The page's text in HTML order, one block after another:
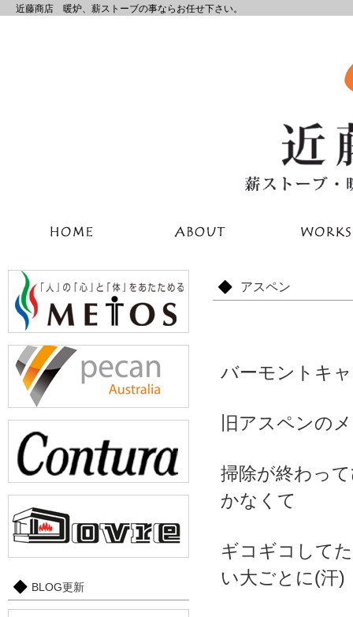
近藤商店 暖炉、薪ストーブの事ならお任せ下さい。
アスペン
バーモントキ
旧アスペンの
掃除が終わっ
かなくて
ギコギコして
い大ごとに(汗)
BLOG更新